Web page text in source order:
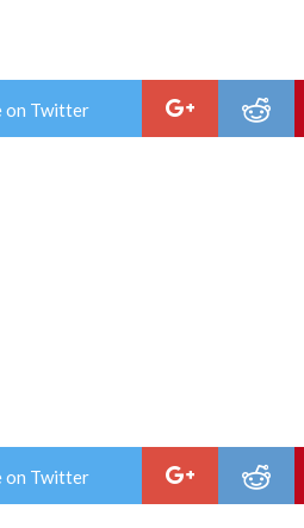
on Twitter
on Twitter